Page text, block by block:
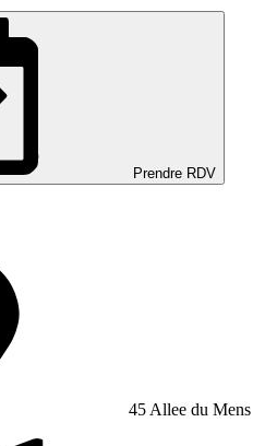
Prendre RDV
45 Allee du Mens